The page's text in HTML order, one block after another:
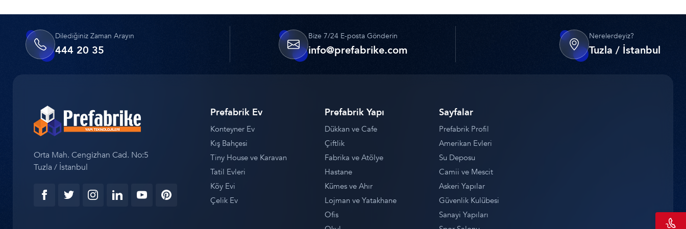
Dilediğiniz Zaman Arayın
444 20 35
Bize 7/24 E-posta Gönderin
info@prefabrike.com
Nerelerdeyiz?
Tuzla / İstanbul
Orta Mah. Cengizhan Cad. No:5
Tuzla / İstanbul
Prefabrik Ev
Konteyner Ev
Kış Bahçesi
Tiny House ve Karavan
Tatil Evleri
Köy Evi
Çelik Ev
Prefabrik Yapı
Dükkan ve Cafe
Çiftlik
Fabrika ve Atölye
Hastane
Kümes ve Ahır
Lojman ve Yatakhane
Ofis
Sayfalar
Prefabrik Profil
Amerikan Evleri
Su Deposu
Camii ve Mescit
Askeri Yapılar
Güvenlik Kulübesi
Sanayi Yapıları